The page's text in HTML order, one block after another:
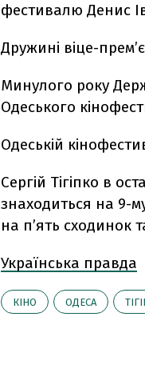
фестивалю Денис
Дружині віце-
Минулого року
Одеського
Одеській
Сергій Тігіпко в
знаходиться на 9-
на п’ять сходинок
Українська правда
КІНО ОДЕСА